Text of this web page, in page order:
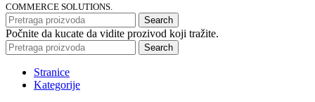
COMMERCE SOLUTIONS.
Search
Počnite da kucate da vidite prozivod koji tražite.
Search
Stranice
Kategorije